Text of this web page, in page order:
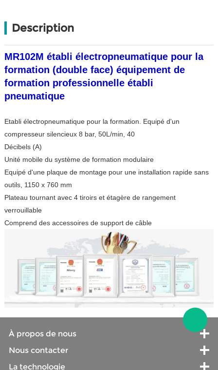
Description
MR102M établi électropneumatique pour la
formation (double face) équipement de
formation professionnelle établi
pneumatique
Etabli électropneumatique pour la formation. Equipé d'un
compresseur silencieux 8 bar, 50L/min, 40
Décibels (A)
Unité mobile du système de formation modulaire
Equipé d'une plaque de montage pour une installation rapide sans
outils, 1150 x 760 mm
Plateau tournant avec 4 tiroirs et étagère de rangement
verrouillable
Comprend des accessoires de support de câble
À propos de nous
Nous contacter
La technologie